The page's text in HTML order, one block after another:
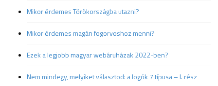
Mikor érdemes Törökországba utazni?
Mikor érdemes magán fogorvoshoz menni?
Ezek a legjobb magyar webáruházak 2022-ben?
Nem mindegy, melyiket választod: a logók 7 típusa – I. rész